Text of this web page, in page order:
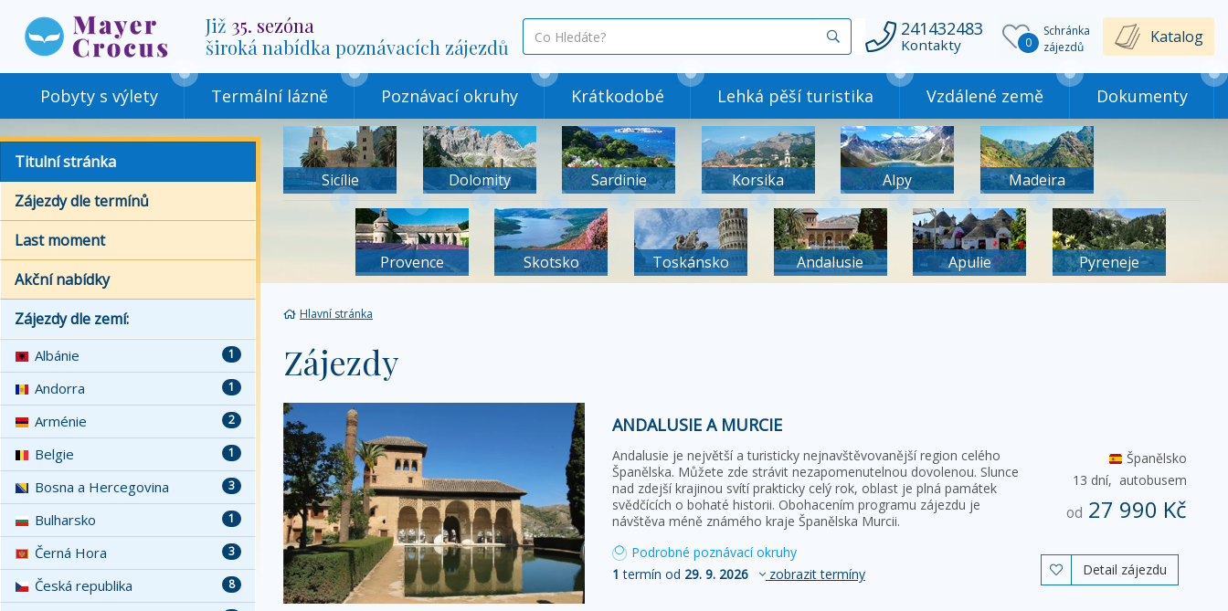
Již 35. sezóna
široká nabídka poznávacích zájezdů
co
hledáte
Vyhledat 241432483
Kontakty
Schránka
zájezdů
0 Katalog
Pobyty s výlety Termální lázně Poznávací okruhy Krátkodobé Lehká pěší turistika Vzdálené země Dokumenty
Sicílie Dolomity Sardinie Korsika Alpy Madeira
Provence Skotsko Toskánsko Andalusie Apulie Pyreneje
Hlavní stránka
Zájezdy
ANDALUSIE A MURCIE
Andalusie je největší a turisticky nejnavštěvovanější region celého
Španělska. Můžete zde strávit nezapomenutelnou dovolenou. Slunce
nad zdejší krajinou svítí prakticky celý rok, oblast je plná památek
svědčících o bohaté historii. Obohacením programu zájezdu je
návštěva méně známého kraje Španělska Murcii.
Španělsko
13 dní, autobusem
od 27 990 Kč
Podrobné poznávací okruhy
1 termín od 29. 9. 2026 zobrazit termíny  Detail zájezdu
Titulní stránka
Zájezdy dle termínů
Last moment
Akční nabídky
Zájezdy dle zemí:
1
Albánie
1
Andorra
2
Arménie
1
Belgie
3
Bosna a Hercegovina
1
Bulharsko
3
Černá Hora
8
Česká republika